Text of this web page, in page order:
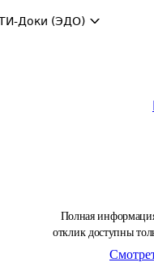
Доки (ЭДО)
Полная
отклик доступны